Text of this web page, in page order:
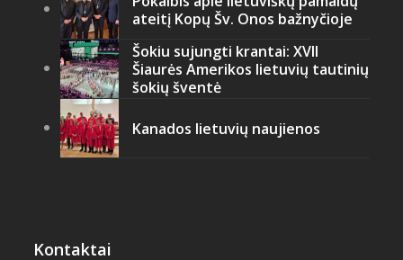
ateitį Kopų Šv. Onos bažnyčioje
Šokiu sujungti krantai: XVII
Šiaurės Amerikos lietuvių tautinių
šokių šventė
Kanados lietuvių naujienos
Kontaktai